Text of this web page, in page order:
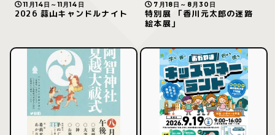
11月14日～11月14日
2026 蒜山キャンドルナイト
7月18日～8月30日
特別展 「香川元太郎の迷路
絵本展」